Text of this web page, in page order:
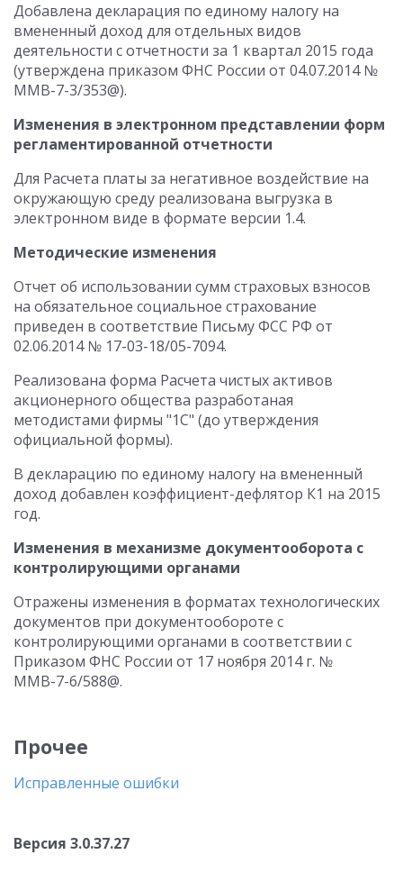
Добавлена декларация по единому налогу на
вмененный доход для отдельных видов
деятельности с отчетности за 1 квартал 2015 года
(утверждена приказом ФНС России от 04.07.2014 №
ММВ-7-3/353@).
Изменения в электронном представлении форм
регламентированной отчетности
Для Расчета платы за негативное воздействие на
окружающую среду реализована выгрузка в
электронном виде в формате версии 1.4.
Методические изменения
Отчет об использовании сумм страховых взносов
на обязательное социальное страхование
приведен в соответствие Письму ФСС РФ от
02.06.2014 № 17-03-18/05-7094.
Реализована форма Расчета чистых активов
акционерного общества разработаная
методистами фирмы "1С" (до утверждения
официальной формы).
В декларацию по единому налогу на вмененный
доход добавлен коэффициент-дефлятор К1 на 2015
год.
Изменения в механизме документооборота с
контролирующими органами
Отражены изменения в форматах технологических
документов при документообороте с
контролирующими органами в соответствии с
Приказом ФНС России от 17 ноября 2014 г. №
ММВ-7-6/588@.
Прочее
Исправленные ошибки
Версия 3.0.37.27